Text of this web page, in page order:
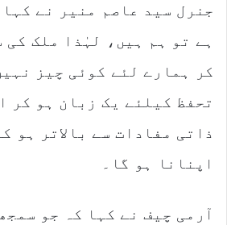
جنرل سید عاصم منیر نے
ہے تو ہم ہیں، لہٰذا ملک کی
کر ہمارے لئے کوئی چیز
تحفظ کیلئے یک زبان ہو کر
ذاتی مفادات سے بالاتر ہو
اپنانا ہو گا۔
آرمی چیف نے کہا کہ جو